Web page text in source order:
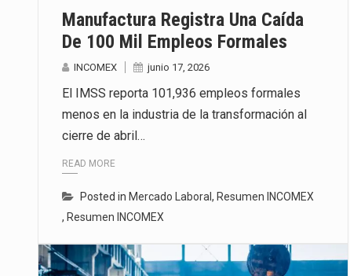
Manufactura Registra Una Caída
De 100 Mil Empleos Formales
INCOMEX junio 17, 2026
El IMSS reporta 101,936 empleos formales
menos en la industria de la transformación al
cierre de abril…
READ MORE
Posted in Mercado Laboral , Resumen INCOMEX
, Resumen INCOMEX